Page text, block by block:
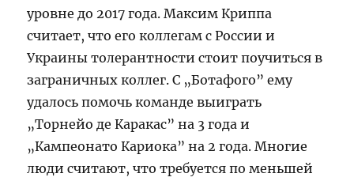
уровне до 2017 года. Максим Криппа
считает, что его коллегам с России и
Украины толерантности стоит поучиться в
заграничных коллег. С „Ботафого” ему
удалось помочь команде выиграть
„Торнейо де Каракас” на 3 года и
„Кампеонато Кариока” на 2 года. Многие
люди считают, что требуется по меньшей